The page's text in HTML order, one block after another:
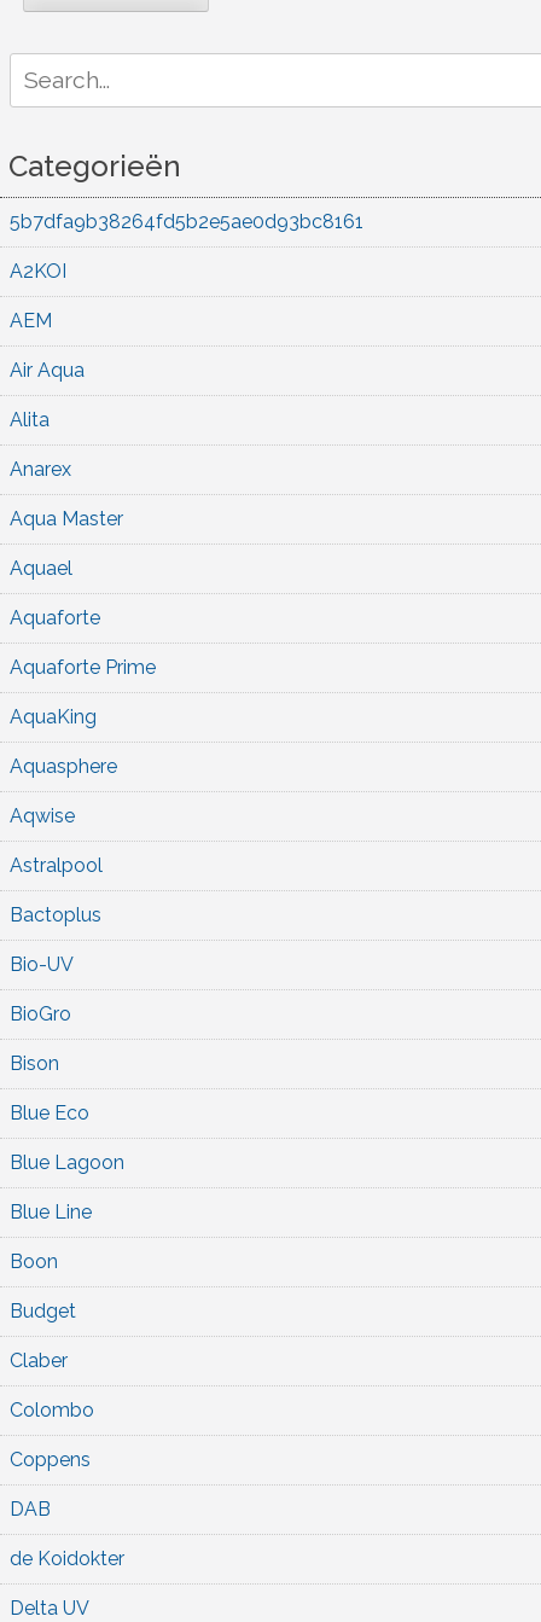
for:
Categorieën
5b7dfa9b38264fd5b2e5ae0d93bc8161
A2KOI
AEM
Air Aqua
Alita
Anarex
Aqua Master
Aquael
Aquaforte
Aquaforte Prime
AquaKing
Aquasphere
Aqwise
Astralpool
Bactoplus
Bio-UV
BioGro
Bison
Blue Eco
Blue Lagoon
Blue Line
Boon
Budget
Claber
Colombo
Coppens
DAB
de Koidokter
Delta UV